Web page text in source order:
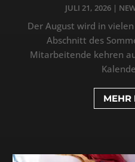
JULI 21, 2026|
Der August wird in
Abschnitt des
Mitarbeitende kehren
MEHR